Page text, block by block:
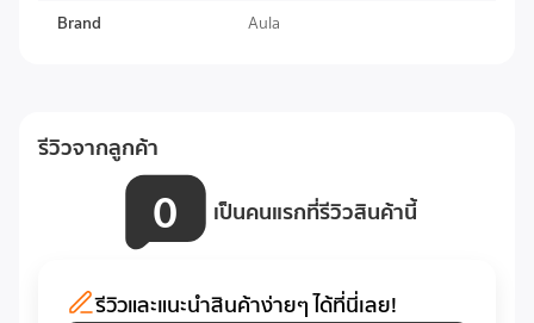
Brand Aula
รีวิวจากลูกค้า
0 เป็นคนแรกที่รีวิวสินค้านี้
รีวิวและแนะนำสินค้าง่ายๆ ได้ที่นี่เลย!